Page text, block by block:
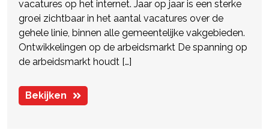
vacatures op het internet. Jaar op jaar is een sterke
groei zichtbaar in het aantal vacatures over de
gehele linie, binnen alle gemeentelijke vakgebieden.
Ontwikkelingen op de arbeidsmarkt De spanning op
de arbeidsmarkt houdt […]
Bekijken